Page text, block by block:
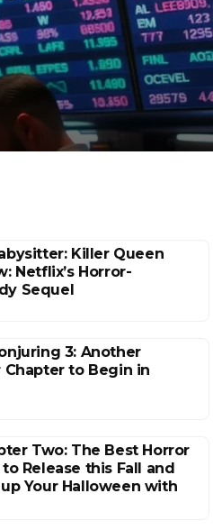
Killer Queen
Netflix’s Horror-
Sequel
3: Another
Chapter to Begin in
Two: The Best Horror
Release this Fall and
Your Halloween with